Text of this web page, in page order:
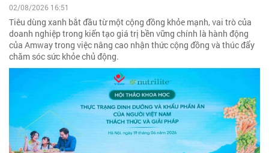
02/08/2026 16:51
Tiêu dùng xanh bắt đầu từ một cộng đồng khỏe mạnh, vai trò của
doanh nghiệp trong kiến tạo giá trị bền vững chính là hành động
của Amway trong việc nâng cao nhận thức cộng đồng và thúc đẩy
chăm sóc sức khỏe chủ động.